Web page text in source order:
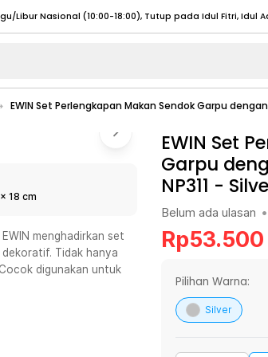
Sabtu - Minggu (08:00 - 20:00), Tutup pada Idul Fitri
Libur Nasional (08:00 - 17:00) Selengkapnya
Minggu/ Libur Nasional (08:00 - 17:00)Selengkapnya
Libur Nasional (12:00-20:00), Tutup pada Idul Fitri
Libur Nasional (12:00-20:00), Tutup pada Idul Fitri
Sabtu - Minggu (08:00 - 20:00), Tutup pada Idul Fitri
Minggu/ Libur Nasional (08:00 - 17:00)Selengkapnya
EWIN Set Perlengkapan Makan Sendok Garpu dengan
x 18 cm
menghadirkan set
Tidak hanya
digunakan untuk
EWIN Set
Garpu
NP311 -
Belum ada ulasan •
Rp53.500
Pilihan Warna:
Silver